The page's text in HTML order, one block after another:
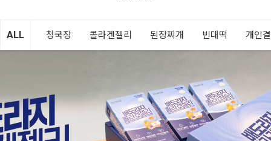
ALL 청국장 콜라겐젤리 된장찌개 빈대떡 개인